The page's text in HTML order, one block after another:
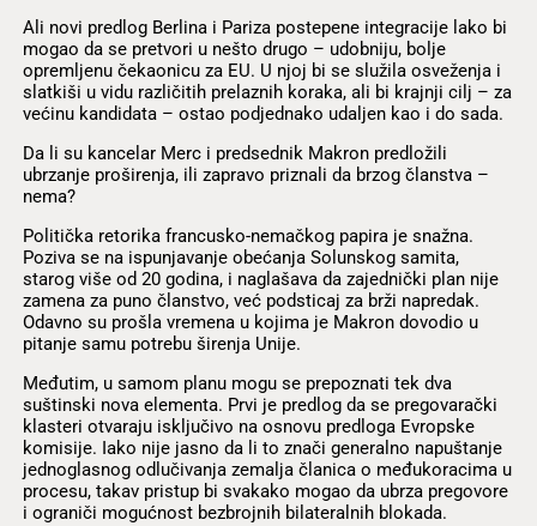
Ali novi predlog Berlina i Pariza postepene integracije lako bi
mogao da se pretvori u nešto drugo – udobniju, bolje
opremljenu čekaonicu za EU. U njoj bi se služila osveženja i
slatkiši u vidu različitih prelaznih koraka, ali bi krajnji cilj – za
većinu kandidata – ostao podjednako udaljen kao i do sada.
Da li su kancelar Merc i predsednik Makron predložili
ubrzanje proširenja, ili zapravo priznali da brzog članstva –
nema?
Politička retorika francusko-nemačkog papira je snažna.
Poziva se na ispunjavanje obećanja Solunskog samita,
starog više od 20 godina, i naglašava da zajednički plan nije
zamena za puno članstvo, već podsticaj za brži napredak.
Odavno su prošla vremena u kojima je Makron dovodio u
pitanje samu potrebu širenja Unije.
Međutim, u samom planu mogu se prepoznati tek dva
suštinski nova elementa. Prvi je predlog da se pregovarački
klasteri otvaraju isključivo na osnovu predloga Evropske
komisije. Iako nije jasno da li to znači generalno napuštanje
jednoglasnog odlučivanja zemalja članica o međukoracima u
procesu, takav pristup bi svakako mogao da ubrza pregovore
i ograniči mogućnost bezbrojnih bilateralnih blokada.